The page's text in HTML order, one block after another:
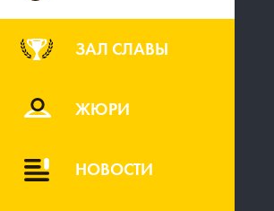
ЗАЛ СЛАВЫ
ЖЮРИ
НОВОСТИ